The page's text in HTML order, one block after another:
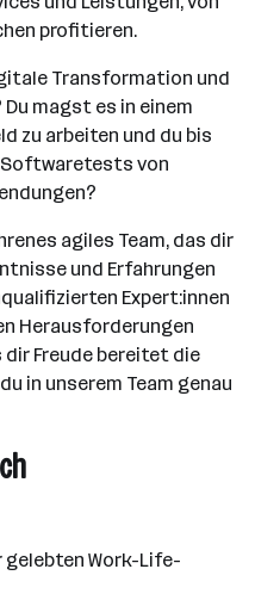
profitieren.
Transformation und
magst es in einem
zu arbeiten und du bis
von
agiles Team, das dir
und Erfahrungen
Expert:innen
Herausforderungen
Freude bereitet die
in unserem Team genau
gelebten Work-Life-